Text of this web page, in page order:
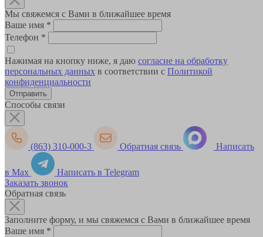
Мы свяжемся с Вами в ближайшее время
Ваше имя *
Телефон *
Нажимая на кнопку ниже, я даю согласие на обработку
персональных данных в соответствии с Политикой
конфиденциальности
Способы связи
(863) 310-000-3 Обратная связь Написать
в Max
Написать в Telegram
Заказать звонок
Обратная связь
Заполните форму, и мы свяжемся с Вами в ближайшее время
Ваше имя *